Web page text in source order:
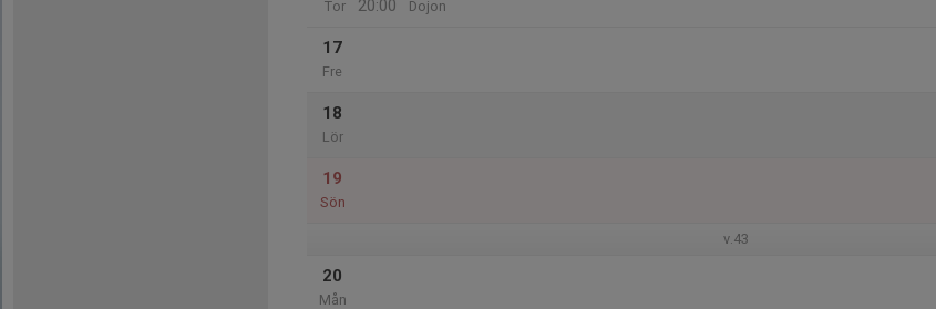
Tor
20:00
Dojon
17
Fre
18
Lör
19
Sön
v.43
20
Mån